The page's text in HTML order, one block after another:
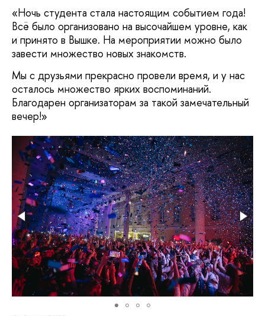
«Ночь студента стала настоящим событием года!
Всё было организовано на высочайшем уровне, как
и принято в Вышке. На мероприятии можно было
завести множество новых знакомств.
Мы с друзьями прекрасно провели время, и у нас
осталось множество ярких воспоминаний.
Благодарен организаторам за такой замечательный
вечер!»